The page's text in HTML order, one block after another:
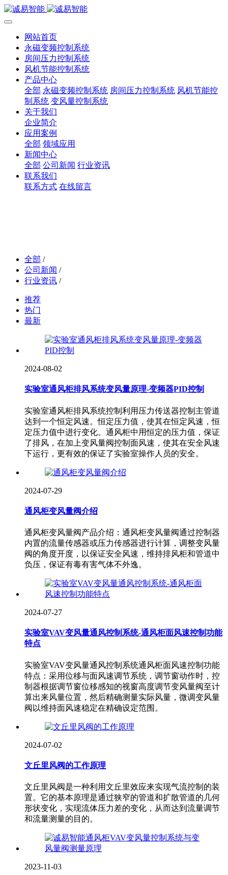
网站首页
永磁变频控制系统
房间压力控制系统
风机节能控制系统
产品中心
全部 永磁变频控制系统 房间压力控制系统 风机节能控
制系统 变风量控制系统
关于我们
企业简介
应用案例
全部 领域应用
新闻中心
全部 公司新闻 行业资讯
联系我们
联系方式 在线留言
全部 /
公司新闻 /
行业资讯 /
推荐
热门
最新
2024-08-02
实验室通风柜排风系统变风量原理-变频器PID控制
实验室通风柜排风系统控制利用压力传送器控制主管道
达到一个恒定风速。恒定压力值，使其在恒定风速，恒
定压力值中进行变化。通风柜中用恒定的压力值，保证
了排风，在加上变风量阀控制面风速，使其在安全风速
下运行，更有效的保证了实验室操作人员的安全。
2024-07-29
通风柜变风量阀介绍
通风柜变风量阀产品介绍：通风柜变风量阀通过控制器
内置的流量传感器或压力传感器进行计算，调整变风量
阀的角度开度，以保证安全风速，维持排风柜和管道中
负压，保证有毒有害气体不外逸。
2024-07-27
实验室VAV变风量通风控制系统-通风柜面风速控制功能
特点
实验室VAV变风量通风控制系统通风柜面风速控制功能
特点：采用位移与面风速调节系统，调节窗动作时，控
制器根据调节窗位移感知的视窗高度调节变风量阀至计
算出来风量位置，然后精确测量实际风量，微调变风量
阀以维持面风速稳定在精确设定范围。
2024-07-02
文丘里风阀的工作原理
文丘里风阀是一种利用文丘里效应来实现气流控制的装
置。它的基本原理是通过狭窄的管道和扩散管道的几何
形状变化，实现流体压力差的变化，从而达到流量调节
和流量测量的目的。
2023-11-03